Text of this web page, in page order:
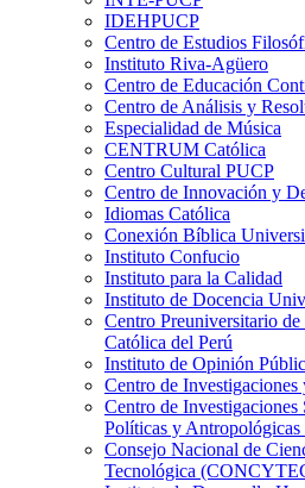
IDEHPUCP
Centro de Estudios
Instituto Riva-Agüero
Centro de Educación
Centro de Análisis y
Especialidad de Música
CENTRUM Católica
Centro Cultural PUCP
Centro de Innovación y
Idiomas Católica
Conexión Bíblica
Instituto Confucio
Instituto para la Calidad
Instituto de Docencia
Centro Preuniversitario
Católica del Perú
Instituto de Opinión
Centro de
Centro de
Políticas y
Consejo Nacional de
Tecnológica